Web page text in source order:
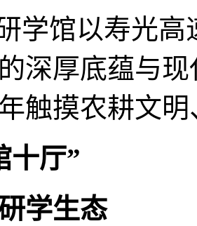
学馆以寿光
深厚底蕴与
触摸农耕文
十厅”
学生态